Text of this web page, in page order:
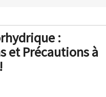
:
et Précautions à